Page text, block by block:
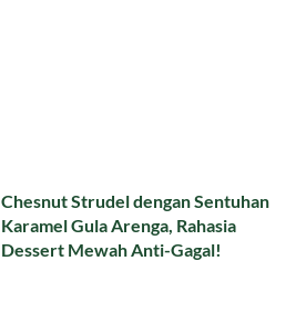
Chesnut Strudel dengan Sentuhan
Karamel Gula Arenga, Rahasia
Dessert Mewah Anti-Gagal!